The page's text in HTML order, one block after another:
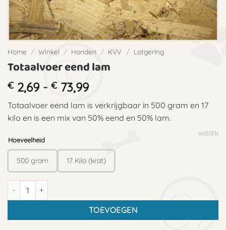
Home / Winkel / Honden / KVV / Lotgering
Totaalvoer eend lam
€2,69 - €73,99Prijsklasse:
€ 2,69
tot
€ 73,99
Totaalvoer eend lam is verkrijgbaar in 500 gram en 17
kilo en is een mix van 50% eend en 50% lam.
Hoeveelheid
500 gram 17 Kilo (krat)
WISSEN
TOEVOEGEN